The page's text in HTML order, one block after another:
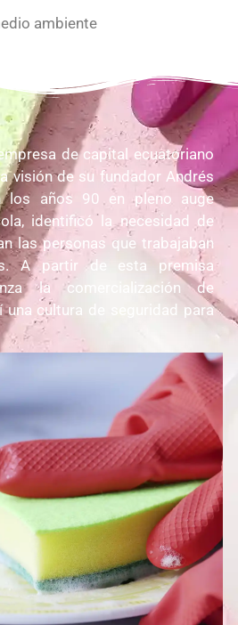
ambiente
de capital ecuatoriano
visión de su fundador Andrés
los años 90 en pleno auge
identificó la necesidad de
las personas que trabajaban
A partir de esta premisa
la comercialización de
una cultura de seguridad para